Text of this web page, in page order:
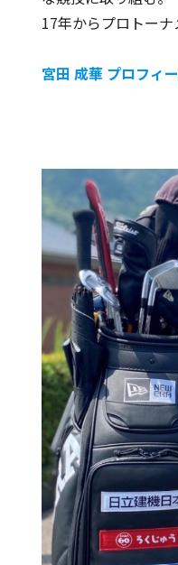
17年からプロトーナ
宮田 成華 プロフィ